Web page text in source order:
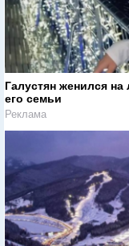
Галустян женился
его семьи
Реклама